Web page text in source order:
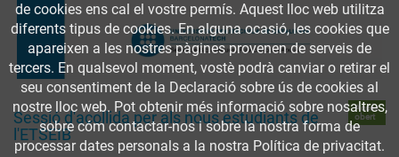
Sessió d'acollida per als nous estudiants de
l'ETSEIB
Accés
obert
de cookies ens cal el vostre permís. Aquest lloc web utilitza
diferents tipus de cookies. En alguna ocasió, les cookies que
apareixen a les nostres pàgines provenen de serveis de
tercers. En qualsevol moment, vostè podrà canviar o retirar el
seu consentiment de la Declaració sobre ús de cookies al
nostre lloc web. Pot obtenir més informació sobre nosaltres,
sobre cóm contactar-nos i sobre la nostra forma de
processar dates personals a la nostra Política de privacitat.